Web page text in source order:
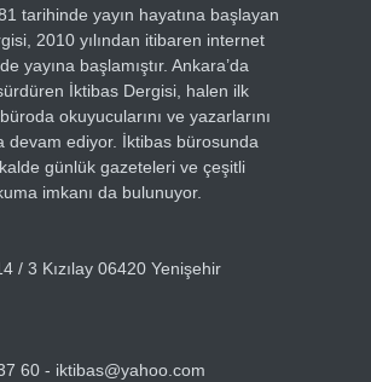
tarihinde yayın hayatına başlayan
2010 yılından itibaren internet
yayına başlamıştır. Ankara’da
İktibas Dergisi, halen ilk
okuyucularını ve yazarlarını
devam ediyor. İktibas bürosunda
günlük gazeteleri ve çeşitli
imkanı da bulunuyor.
/ 3 Kızılay 06420 Yenişehir
60 - iktibas@yahoo.com